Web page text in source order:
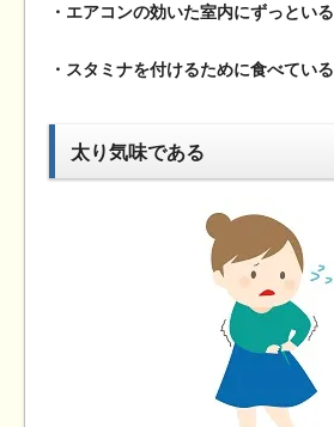
・エアコンの効いた室内にずっといる
・スタミナを付けるために食べている
太り気味である